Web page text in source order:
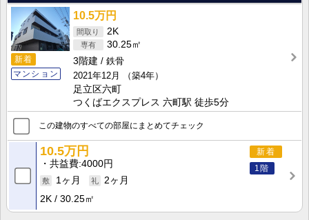
新着
マンション
10.5万円
2K
30.25㎡
3階建
鉄骨
2021年12月
（築4年）
足立区六町
つくばエクスプレス 六町駅 徒歩5分
この建物のすべての部屋にまとめてチェック
新着
1階
10.5万円
共益費 4000円
1ヶ月
2ヶ月
2K
30.25㎡